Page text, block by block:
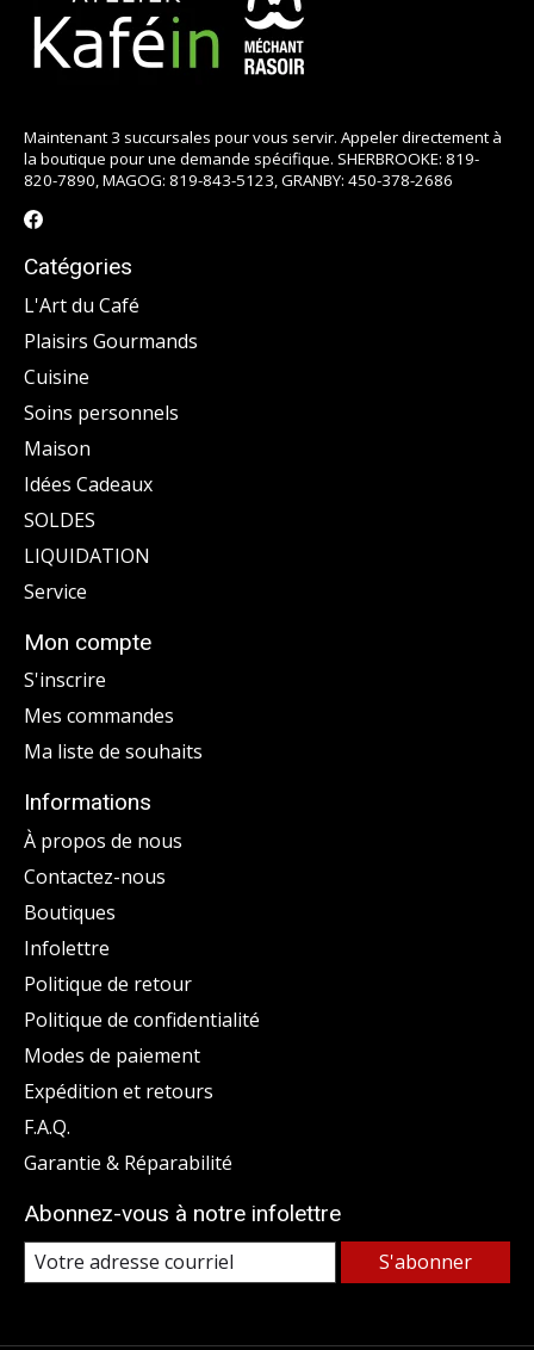
Maintenant 3 succursales pour vous servir. Appeler directement à
la boutique pour une demande spécifique. SHERBROOKE: 819-
820-7890, MAGOG: 819-843-5123, GRANBY: 450-378-2686
Catégories
L'Art du Café
Plaisirs Gourmands
Cuisine
Soins personnels
Maison
Idées Cadeaux
SOLDES
LIQUIDATION
Service
Mon compte
S'inscrire
Mes commandes
Ma liste de souhaits
Informations
À propos de nous
Contactez-nous
Boutiques
Infolettre
Politique de retour
Politique de confidentialité
Modes de paiement
Expédition et retours
F.A.Q.
Garantie & Réparabilité
Abonnez-vous à notre infolettre
S'abonner